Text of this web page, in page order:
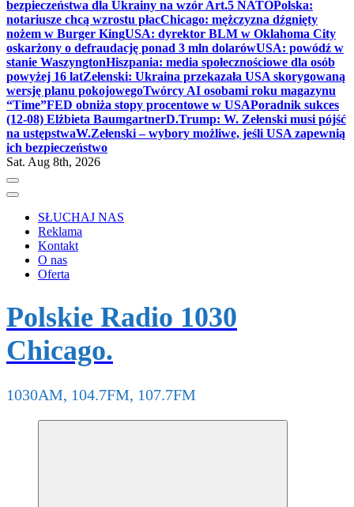
bezpieczeństwa dla Ukrainy na wzór Art.5 NATOPolska:
notariusze chcą wzrostu płacChicago: mężczyzna dźgnięty
nożem w Burger KingUSA: dyrektor BLM w Oklahoma City
oskarżony o defraudację ponad 3 mln dolarówUSA: powódź w
stanie WaszyngtonHiszpania: media społecznościowe dla osób
powyżej 16 latZełenski: Ukraina przekazała USA skorygowaną
wersję planu pokojowegoTwórcy AI osobami roku magazynu
“Time”FED obniża stopy procentowe w USAPoradnik sukces
(12-08) Elżbieta BaumgartnerD.Trump: W. Zełenski musi pójść
na ustępstwaW.Zełenski – wybory możliwe, jeśli USA zapewnią
ich bezpieczeństwo
Sat. Aug 8th, 2026
SŁUCHAJ NAS
Reklama
Kontakt
O nas
Oferta
Polskie Radio 1030
Chicago.
1030AM, 104.7FM, 107.7FM